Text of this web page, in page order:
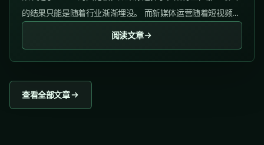
的结果只能是随着行业渐渐埋没。 而新媒体运营随着短视频、
直播的发展，受到大量人的青睐，也可以算是“风口”了。...
阅读文章
查看全部文章